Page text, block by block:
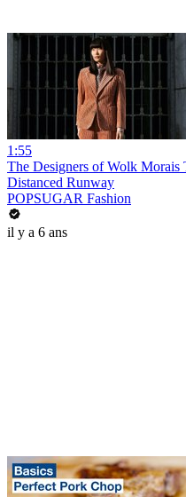
1:55
The Designers of Wolk
Distanced Runway
POPSUGAR Fashion
il y a 6 ans